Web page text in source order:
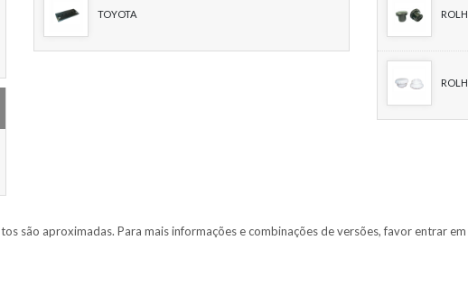
TOYOTA
são aproximadas. Para mais informações e combinações de versões, favor entrar